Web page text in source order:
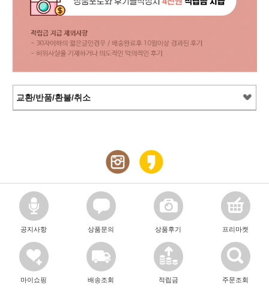
교환/반품/환불/취소
공지사항 상품문의 상품후기 프리마켓
마이쇼핑 배송조회 적립금 주문조회